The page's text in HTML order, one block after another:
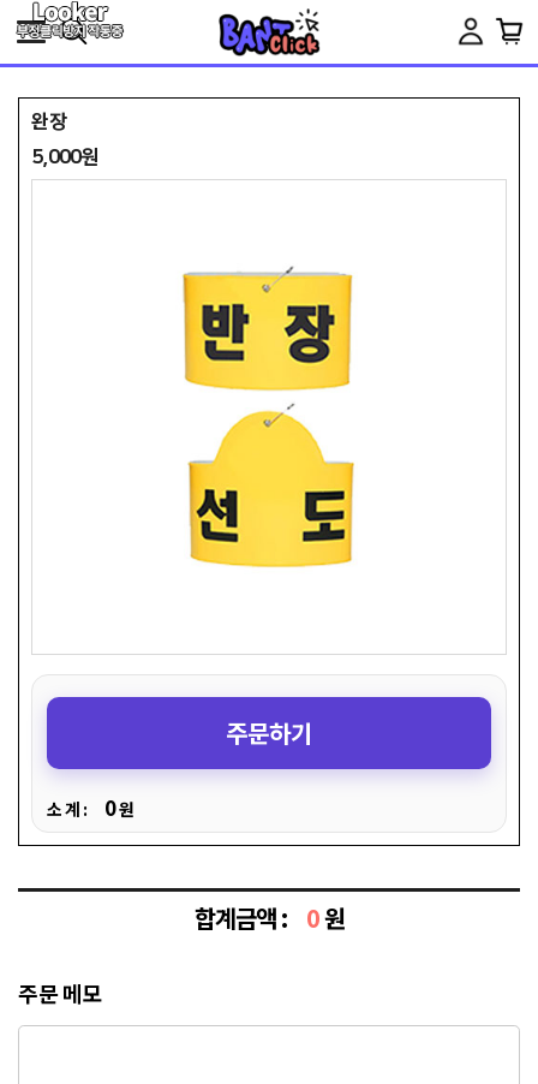
Toggle
완장
5,000원
주문하기
소 계 : 0원
합계금액 : 0원
주문 메모